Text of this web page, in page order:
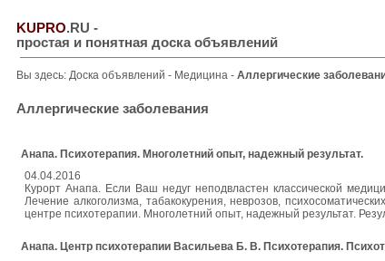
KUPRO.RU -
простая и понятная доска объявлений
Вы здесь: Доска объявлений - Медицина - Аллергические
Аллергические заболевания
Анапа. Психотерапия. Многолетний опыт, надежный результат.
04.04.2016
Курорт Анапа. Если Ваш недуг неподвластен классической
Лечение алкоголизма, табакокурения, неврозов,
центре психотерапии. Многолетний опыт, надежный результат.
Анапа. Центр психотерапии Васильева Б. В. Психотерапия.